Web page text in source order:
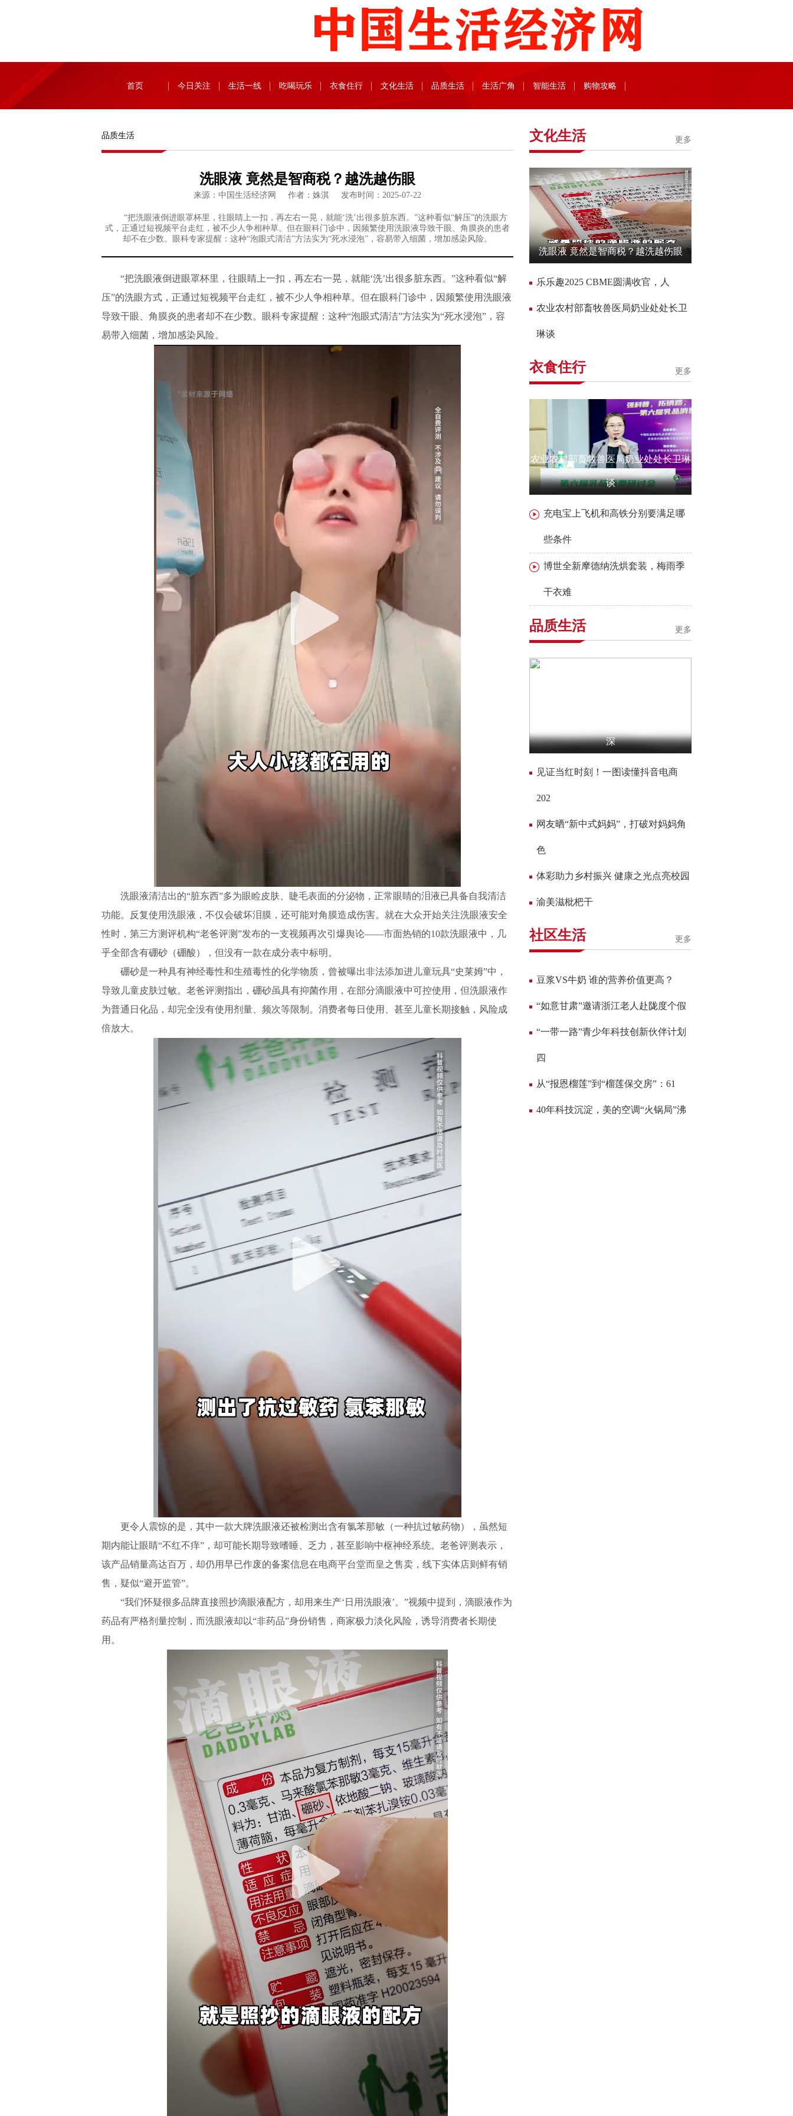
首页 今日关注 生活一线 吃喝玩乐 衣食住行 文化生活 品质生活 生活广角 智能生活 购物攻略
品质生活
洗眼液 竟然是智商税？越洗越伤眼
来源：中国生活经济网 作者：姝淇 发布时间：2025-07-22
“把洗眼液倒进眼罩杯里，往眼睛上一扣，再左右一晃，就能‘洗’出很多脏东西。”这种看似“解压”的洗眼方
式，正通过短视频平台走红，被不少人争相种草。但在眼科门诊中，因频繁使用洗眼液导致干眼、角膜炎的患者
却不在少数。眼科专家提醒：这种“泡眼式清洁”方法实为“死水浸泡”，容易带入细菌，增加感染风险。
“把洗眼液倒进眼罩杯里，往眼睛上一扣，再左右一晃，就能‘洗’出很多脏东西。”这种看似“解
压”的洗眼方式，正通过短视频平台走红，被不少人争相种草。但在眼科门诊中，因频繁使用洗眼液
导致干眼、角膜炎的患者却不在少数。眼科专家提醒：这种“泡眼式清洁”方法实为“死水浸泡”，容
易带入细菌，增加感染风险。
洗眼液清洁出的“脏东西”多为眼睑皮肤、睫毛表面的分泌物，正常眼睛的泪液已具备自我清洁
功能。反复使用洗眼液，不仅会破坏泪膜，还可能对角膜造成伤害。就在大众开始关注洗眼液安全
性时，第三方测评机构“老爸评测”发布的一支视频再次引爆舆论——市面热销的10款洗眼液中，几
乎全部含有硼砂（硼酸），但没有一款在成分表中标明。
硼砂是一种具有神经毒性和生殖毒性的化学物质，曾被曝出非法添加进儿童玩具“史莱姆”中，
导致儿童皮肤过敏。老爸评测指出，硼砂虽具有抑菌作用，在部分滴眼液中可控使用，但洗眼液作
为普通日化品，却完全没有使用剂量、频次等限制。消费者每日使用、甚至儿童长期接触，风险成
倍放大。
更令人震惊的是，其中一款大牌洗眼液还被检测出含有氯苯那敏（一种抗过敏药物），虽然短
期内能让眼睛“不红不痒”，却可能长期导致嗜睡、乏力，甚至影响中枢神经系统。老爸评测表示，
该产品销量高达百万，却仍用早已作废的备案信息在电商平台堂而皇之售卖，线下实体店则鲜有销
售，疑似“避开监管”。
“我们怀疑很多品牌直接照抄滴眼液配方，却用来生产‘日用洗眼液’。”视频中提到，滴眼液作为
药品有严格剂量控制，而洗眼液却以“非药品”身份销售，商家极力淡化风险，诱导消费者长期使
用。
文化生活 更多
洗眼液 竟然是智商税？越洗越伤眼
乐乐趣2025 CBME圆满收官，人
农业农村部畜牧兽医局奶业处处长卫
琳谈
衣食住行 更多
农业农村部畜牧兽医局奶业处处长卫琳
谈
充电宝上飞机和高铁分别要满足哪
些条件
博世全新摩德纳洗烘套装，梅雨季
干衣难
品质生活 更多
深
见证当红时刻！一图读懂抖音电商
202
网友晒“新中式妈妈”，打破对妈妈角
色
体彩助力乡村振兴 健康之光点亮校园
渝美滋枇杷干
社区生活 更多
豆浆VS牛奶 谁的营养价值更高？
“如意甘肃”邀请浙江老人赴陇度个假
“一带一路”青少年科技创新伙伴计划
四
从“报恩榴莲”到“榴莲保交房”：61
40年科技沉淀，美的空调“火锅局”沸